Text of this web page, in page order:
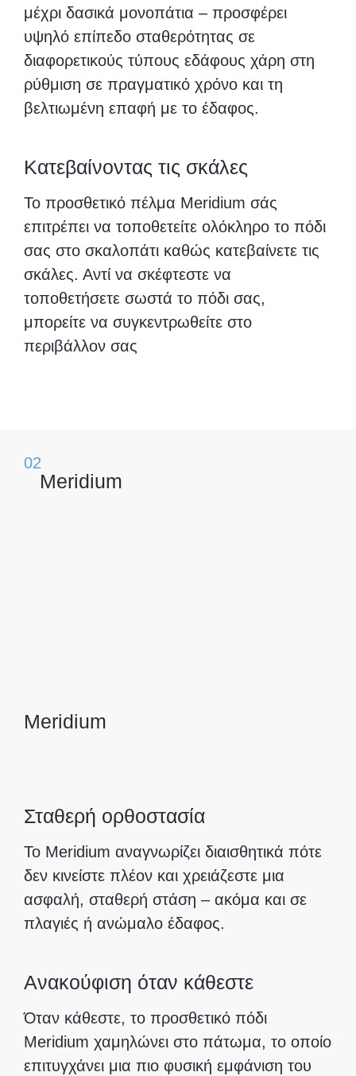
μέχρι δασικά μονοπάτια – προσφέρει
υψηλό επίπεδο σταθερότητας σε
διαφορετικούς τύπους εδάφους χάρη στη
ρύθμιση σε πραγματικό χρόνο και τη
βελτιωμένη επαφή με το έδαφος.
Κατεβαίνοντας τις σκάλες
Το προσθετικό πέλμα Meridium σάς
επιτρέπει να τοποθετείτε ολόκληρο το πόδι
σας στο σκαλοπάτι καθώς κατεβαίνετε τις
σκάλες. Αντί να σκέφτεστε να
τοποθετήσετε σωστά το πόδι σας,
μπορείτε να συγκεντρωθείτε στο
περιβάλλον σας
Meridium
02
Meridium
Σταθερή ορθοστασία
Το Meridium αναγνωρίζει διαισθητικά πότε
δεν κινείστε πλέον και χρειάζεστε μια
ασφαλή, σταθερή στάση – ακόμα και σε
πλαγιές ή ανώμαλο έδαφος.
Ανακούφιση όταν κάθεστε
Όταν κάθεστε, το προσθετικό πόδι
Meridium χαμηλώνει στο πάτωμα, το οποίο
επιτυγχάνει μια πιο φυσική εμφάνιση του